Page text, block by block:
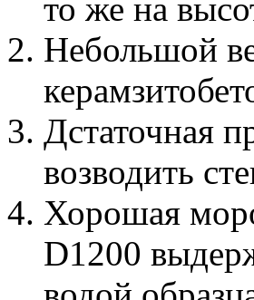
то же на
Небольшой
Дстаточная
возводить
Хорошая
D1200